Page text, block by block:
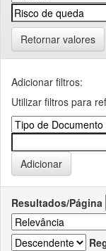
Retornar valores
Adicionar filtros:
Utilizar filtros para
Resultados/Página